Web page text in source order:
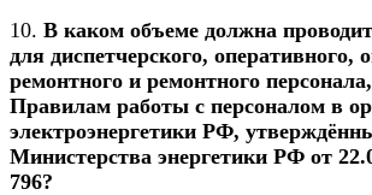
10. В каком объеме должна
для диспетчерского, оперативного,
ремонтного и ремонтного
Правилам работы с персоналом в
электроэнергетики РФ,
Министерства энергетики РФ от
796?